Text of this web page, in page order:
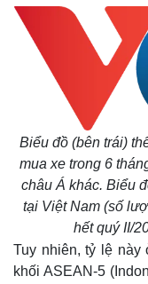
Biểu đồ (bên trái)
mua xe trong 6
châu Á khác. Biểu
tại Việt Nam (số
hết quý II/
Tuy nhiên, tỷ lệ này
khối ASEAN-5